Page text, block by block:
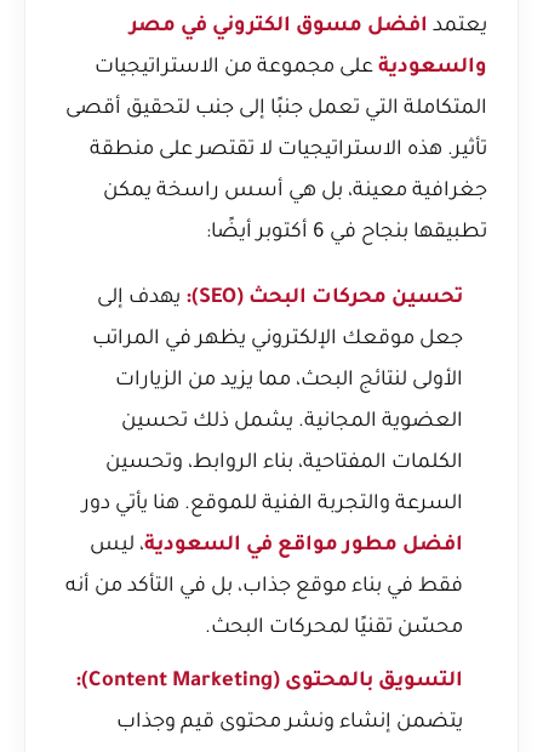
يعتمد افضل مسوق الكتروني في مصر
والسعودية على مجموعة من الاستراتيجيات
المتكاملة التي تعمل جنبًا إلى جنب لتحقيق أقصى
تأثير. هذه الاستراتيجيات لا تقتصر على منطقة
جغرافية معينة، بل هي أسس راسخة يمكن
تطبيقها بنجاح في 6 أكتوبر أيضًا:
تحسين محركات البحث (SEO):
يهدف إلى
جعل موقعك الإلكتروني يظهر في المراتب
الأولى لنتائج البحث، مما يزيد من الزيارات
العضوية المجانية. يشمل ذلك تحسين
الكلمات المفتاحية، بناء الروابط، وتحسين
السرعة والتجربة الفنية للموقع. هنا يأتي دور
افضل مطور مواقع في السعودية، ليس
فقط في بناء موقع جذاب، بل في التأكد من أنه
محسّن تقنيًا لمحركات البحث.
التسويق بالمحتوى (Content Marketing):
يتضمن إنشاء ونشر محتوى قيم وجذاب